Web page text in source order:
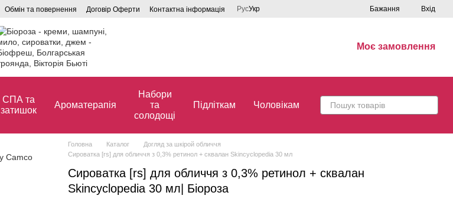
Обмін та повернення Договір Оферти Контактна інформація РусУкр Бажання Вхід
Моє замовлення
СПА та
затишок
Ароматерапія
Набори
та
солодощі
Підліткам Чоловікам
Головна Каталог
Догляд за шкірой обличчя
Сироватка [rs] для обличчя з 0,3% ретинол + сквалан Skincyclopedia 30 мл
Сироватка [rs] для обличчя з 0,3% ретинол + сквалан
Skincyclopedia 30 мл| Біороза